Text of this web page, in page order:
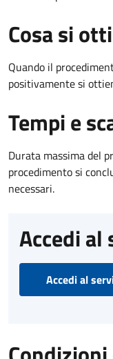
Cosa si
Quando il
positivamente si
Tempi e
Durata massima del
procedimento si
necessari.
Accedi al
Accedi al